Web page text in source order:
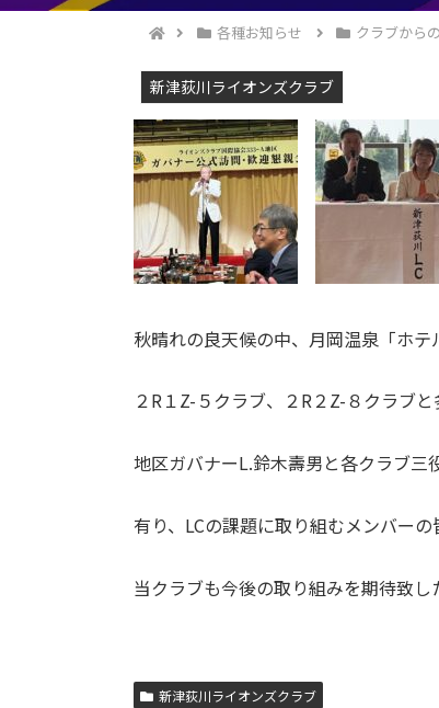
各種お知らせ クラブから
新津荻川ライオンズクラブ
秋晴れの良天候の中、月岡温泉「ホテ
２R１Z-５クラブ、２R２Z-８クラブ
地区ガバナーL.鈴木壽男と各クラブ三
有り、LCの課題に取り組むメンバーの
当クラブも今後の取り組みを期待致し
新津荻川ライオンズクラブ